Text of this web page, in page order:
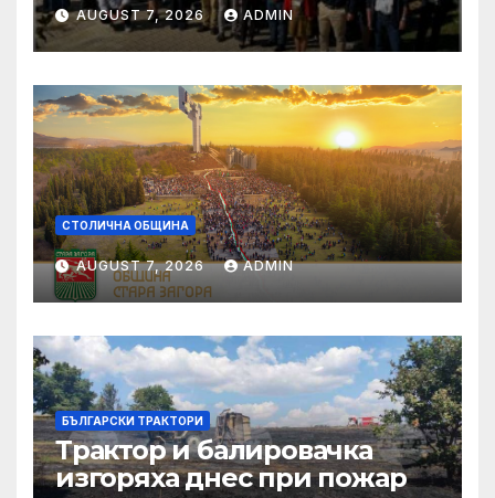
живо”, NOVA NEWS
AUGUST 7, 2026 ADMIN
СТОЛИЧНА ОБЩИНА
AUGUST 7, 2026 ADMIN
БЪЛГАРСКИ ТРАКТОРИ
Трактор и балировачка
изгоряха днес при пожар